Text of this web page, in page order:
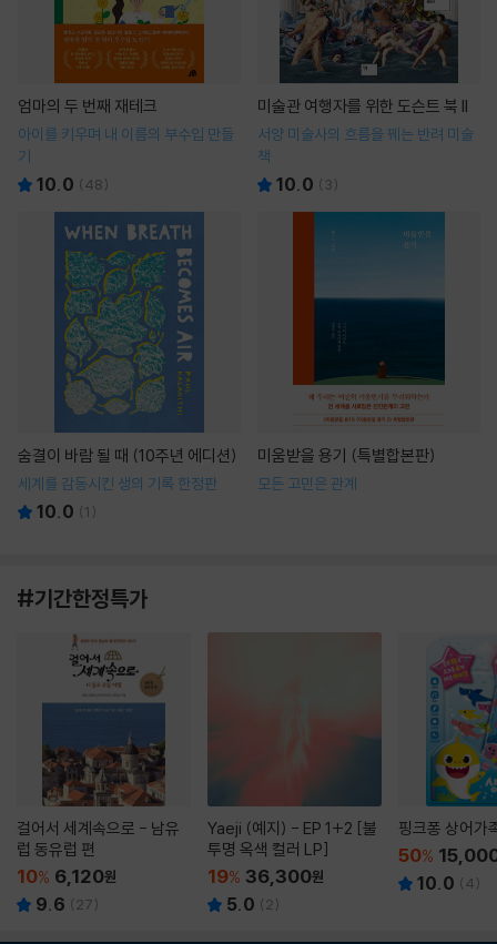
엄마의 두 번째 재테크
아이를 키우며 내 이름의 부수입 만들
기
10.0 (48)
미술관 여행자를 위한 도슨트 북 II
서양 미술사의 흐름을 꿰는 반려 미술
책
10.0 ( 3)
숨결이 바람 될 때 (10주년 에디션)
세계를 감동시킨 생의 기록 한정판
10.0 (1 )
미움받을 용기 (특별합본판)
모든 고민은 관계
#기간한정특가
걸어서 세계속으로 - 남유
럽 동유럽 편
10% 6,120원
9.6 ( 27)
Yaeji (예지) - EP 1+2 [불
투명 옥색 컬러 LP]
19% 36,300원
5.0 ( 2)
핑크퐁 상어가
50%
10.0 (4)